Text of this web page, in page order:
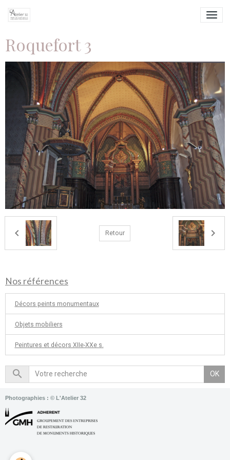
Roquefort 3
Retour
Nos références
Décors peints monumentaux
Objets mobiliers
Peintures et décors XIIe-XXe s.
OK
Photographies : © L'Atelier 32